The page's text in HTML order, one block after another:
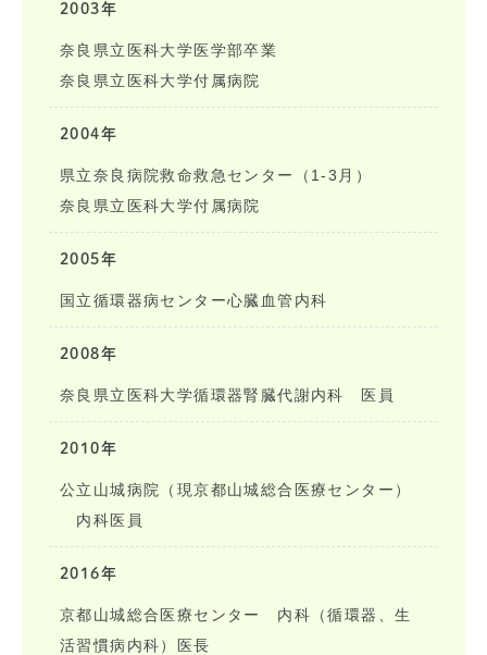
2003年
奈良県立医科大学医学部卒業
奈良県立医科大学付属病院
2004年
県立奈良病院救命救急センター（1-3月）
奈良県立医科大学付属病院
2005年
国立循環器病センター心臓血管内科
2008年
奈良県立医科大学循環器腎臓代謝内科 医員
2010年
公立山城病院（現京都山城総合医療センター）
内科医員
2016年
京都山城総合医療センター 内科（循環器、生
活習慣病内科）医長